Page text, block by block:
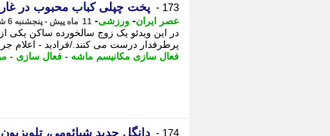
173 - پخت چپلی کباب محبوب در
عصر ایران- ورزشی- 11 ماه پیش - پنجشنبه 6 شهریور 1404، 15:50
در این ویدئو یک زوج سالخورده ساکن یکی
پرطرفدار درست می کنند./فرادید - اعلام
فعال سازی مکانیسم ماشه - فعال سازی -
174 - دانگل جدید شیائومی،